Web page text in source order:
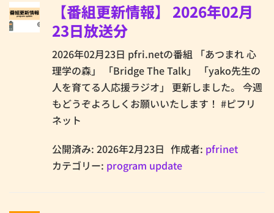
【番組更新情報】 2026年02月
23日放送分
2026年02月23日 pfri.netの番組 「あつまれ 心
理学の森」 「Bridge The Talk」 「yako先生の
人を育てる人応援ラジオ」 更新しました。 今週
もどうぞよろしくお願いいたします！ #ピフリ
ネット
公開済み: 2026年2月23日 作成者: pfrinet
カテゴリー: program update